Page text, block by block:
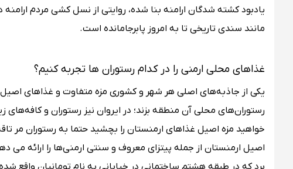
یادبود کشته شدگان ارامنه بنا شده، روایتی از نسل کشی مردم
مانند سندی تاریخی تا به امروز پابرجامانده است.
غذاهای محلی ارمنی را در کدام رستوران‌ ها تجربه کنیم؟
یکی از جاذبه‌های اصلی هر شهر و کشوری مزه متفاوت و غذاهای
رستوران‌های محلی آن منطقه بزند؛ در ایروان نیز رستوران و
خواهید مزه اصیل غذاهای ارمنستان را بچشید حتما به رستوران مر
اصیل ارمنستان از جمله پیتزای معروف و سنتی ارمنی‌ها را ارائه می
برد که در طبقه هشتم ساختمانی در خیابانی به نام تومانیان واقع